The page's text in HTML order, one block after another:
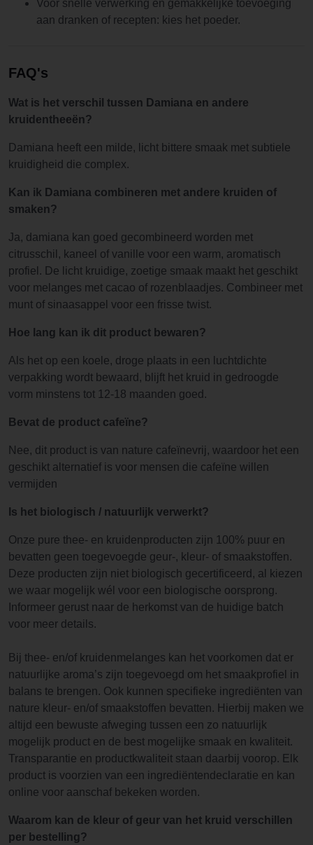
Voor snelle verwerking en gemakkelijke toevoeging
aan dranken of recepten: kies het poeder.
FAQ's
Wat is het verschil tussen Damiana en andere
kruidentheeën?
Damiana heeft een milde, licht bittere smaak met subtiele
kruidigheid die complex.
Kan ik Damiana combineren met andere kruiden of
smaken?
Ja, damiana kan goed gecombineerd worden met
citrusschil, kaneel of vanille voor een warm, aromatisch
profiel. De licht kruidige, zoetige smaak maakt het geschikt
voor melanges met cacao of rozenblaadjes. Combineer met
munt of sinaasappel voor een frisse twist.
Hoe lang kan ik dit product bewaren?
Als het op een koele, droge plaats in een luchtdichte
verpakking wordt bewaard, blijft het kruid in gedroogde
vorm minstens tot 12-18 maanden goed.
Bevat de product cafeïne?
Nee, dit product is van nature cafeïnevrij, waardoor het een
geschikt alternatief is voor mensen die cafeïne willen
vermijden
Is het biologisch / natuurlijk verwerkt?
Onze pure thee- en kruidenproducten zijn 100% puur en
bevatten geen toegevoegde geur-, kleur- of smaakstoffen.
Deze producten zijn niet biologisch gecertificeerd, al kiezen
we waar mogelijk wél voor een biologische oorsprong.
Informeer gerust naar de herkomst van de huidige batch
voor meer details.
Bij thee- en/of kruidenmelanges kan het voorkomen dat er
natuurlijke aroma’s zijn toegevoegd om het smaakprofiel in
balans te brengen. Ook kunnen specifieke ingrediënten van
nature kleur- en/of smaakstoffen bevatten. Hierbij maken we
altijd een bewuste afweging tussen een zo natuurlijk
mogelijk product en de best mogelijke smaak en kwaliteit.
Transparantie en productkwaliteit staan daarbij voorop. Elk
product is voorzien van een ingrediëntendeclaratie en kan
online voor aanschaf bekeken worden.
Waarom kan de kleur of geur van het kruid verschillen
per bestelling?